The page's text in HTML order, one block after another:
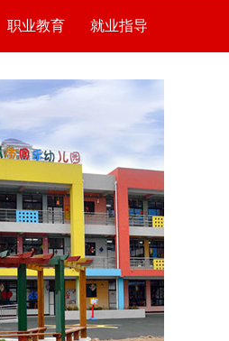
职业教育 就业指导